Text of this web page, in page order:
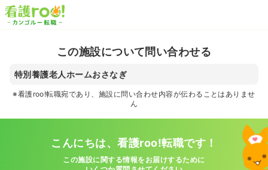
この施設について問い合わせる
特別養護老人ホームおさなぎ
※看護roo!転職宛であり、施設に問い合わせ内容が伝わることはありませ
ん
こんにちは、看護roo!転職です！
この施設に関する情報をお届けするために